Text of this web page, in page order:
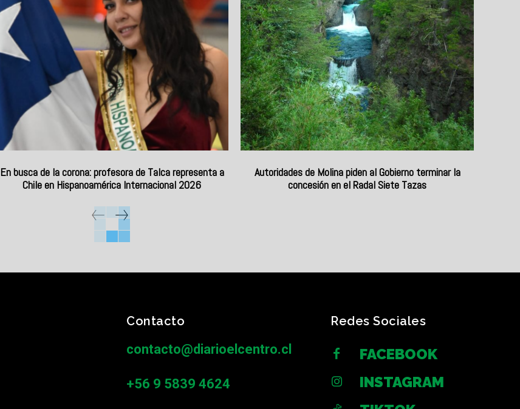
En busca de la corona: profesora de Talca representa a
Chile en Hispanoamérica Internacional 2026
Autoridades de Molina piden al Gobierno terminar la
concesión en el Radal Siete Tazas
Contacto
contacto@diarioelcentro.cl
+56 9 5839 4624
Redes Sociales
FACEBOOK
INSTAGRAM